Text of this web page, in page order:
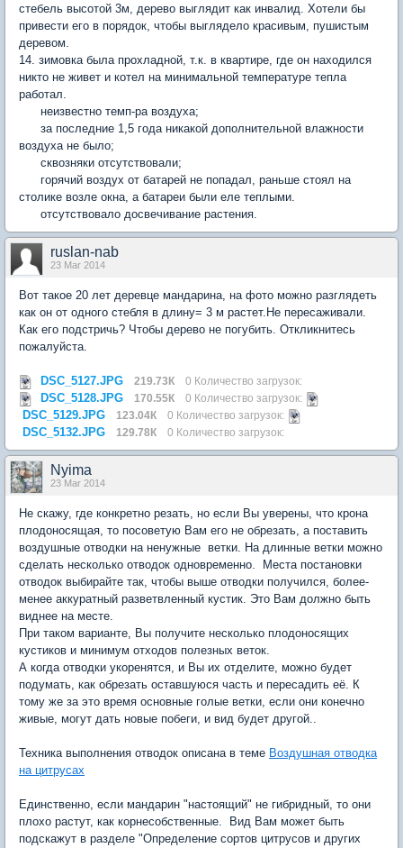
стебель высотой 3м, дерево выглядит как инвалид. Хотели бы
привести его в порядок, чтобы выглядело красивым, пушистым
деревом.
14. зимовка была прохладной, т.к. в квартире, где он находился
никто не живет и котел на минимальной температуре тепла
работал.
неизвестно темп-ра воздуха;
за последние 1,5 года никакой дополнительной влажности
воздуха не было;
сквозняки отсутствовали;
горячий воздух от батарей не попадал, раньше стоял на
столике возле окна, а батареи были еле теплыми.
отсутствовало досвечивание растения.
ruslan-nab
23 Mar 2014
Вот такое 20 лет деревце мандарина, на фото можно разглядеть
как он от одного стебля в длину= 3 м растет.Не пересаживали.
Как его подстричь? Чтобы дерево не погубить. Откликнитесь
пожалуйста.
DSC_5127.JPG 219.73К 0 Количество загрузок:
DSC_5128.JPG 170.55К 0 Количество загрузок:
DSC_5129.JPG 123.04К 0 Количество загрузок:
DSC_5132.JPG 129.78К 0 Количество загрузок:
Nyima
23 Mar 2014
Не скажу, где конкретно резать, но если Вы уверены, что крона
плодоносящая, то посоветую Вам его не обрезать, а поставить
воздушные отводки на ненужные ветки. На длинные ветки можно
сделать несколько отводок одновременно. Места постановки
отводок выбирайте так, чтобы выше отводки получился, более-
менее аккуратный разветвленный кустик. Это Вам должно быть
виднее на месте.
При таком варианте, Вы получите несколько плодоносящих
кустиков и минимум отходов полезных веток.
А когда отводки укоренятся, и Вы их отделите, можно будет
подумать, как обрезать оставшуюся часть и пересадить её. К
тому же за это время основные голые ветки, если они конечно
живые, могут дать новые побеги, и вид будет другой..
Техника выполнения отводок описана в теме Воздушная отводка
на цитрусах
Единственно, если мандарин "настоящий" не гибридный, то они
плохо растут, как корнесобственные. Вид Вам может быть
подскажут в разделе "Определение сортов цитрусов и других